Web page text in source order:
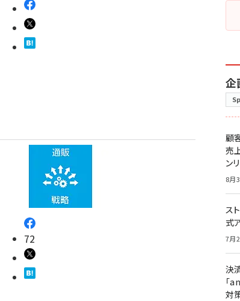
72
企
顧
売
ン
8月
ス
式
7月
決
「
対